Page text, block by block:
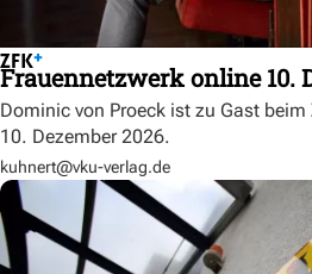
Frauennetzwerk online 10.
Dominic von Proeck ist zu Gast
10. Dezember 2026.
kuhnert@vku-verlag.de